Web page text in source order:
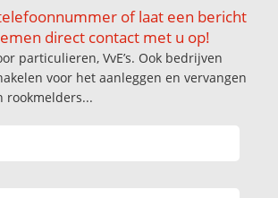
of laat een bericht
direct contact met u op!
particulieren, VvE’s. Ook bedrijven
voor het aanleggen en vervangen
rookmelders...